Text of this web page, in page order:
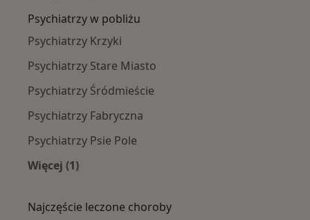
Psychiatrzy w pobliżu
Psychiatrzy Krzyki
Psychiatrzy Stare Miasto
Psychiatrzy Śródmieście
Psychiatrzy Fabryczna
Psychiatrzy Psie Pole
Więcej (1)
Najczęście leczone choroby